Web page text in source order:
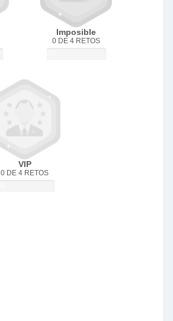
Imposible
0 DE 4 RETOS
VIP
0 DE 4 RETOS